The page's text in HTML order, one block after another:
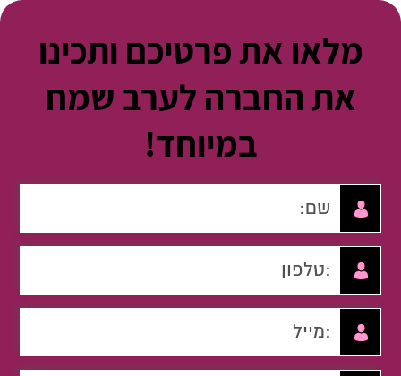
מלאו את פרטיכם ותכינו
את החברה לערב שמח
במיוחד!